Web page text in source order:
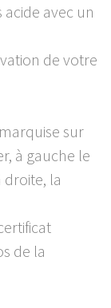
avec un
de votre
sur
à gauche le
droite, la
de la